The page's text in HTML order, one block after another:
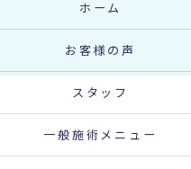
ホーム
お客様の声
スタッフ
一般施術メニュー